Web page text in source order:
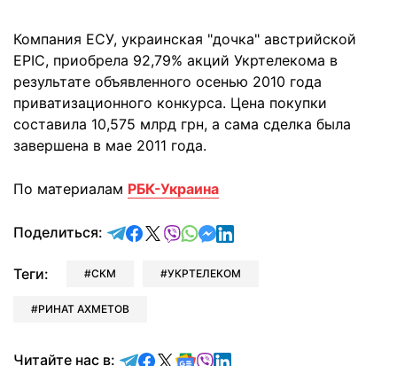
Компания ЕСУ, украинская "дочка" австрийской
EPIC, приобрела 92,79% акций Укртелекома в
результате объявленного осенью 2010 года
приватизационного конкурса. Цена покупки
составила 10,575 млрд грн, а сама сделка была
завершена в мае 2011 года.
По материалам РБК-Украина
Поделиться: отправить в Telegram
поделиться в Facebook
поделиться в X
отправить в Viber
отправить в Whatsapp
отправить в Messenger
отправить в LinkedIn
Теги: СКМ УКРТЕЛЕКОМ
РИНАТ АХМЕТОВ
Читайте нас в: Читайте в Telegram
Читайте в Facebook
Читайте в X
Читайте в Google news
Читайте в Viber
Читайте в LinkedIn